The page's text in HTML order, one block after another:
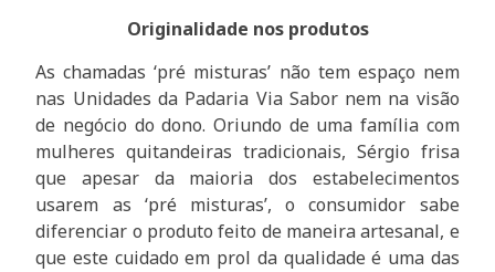
Originalidade nos produtos
As chamadas ‘pré misturas’ não tem espaço nem
nas Unidades da Padaria Via Sabor nem na visão
de negócio do dono. Oriundo de uma família com
mulheres quitandeiras tradicionais, Sérgio frisa
que apesar da maioria dos estabelecimentos
usarem as ‘pré misturas’, o consumidor sabe
diferenciar o produto feito de maneira artesanal, e
que este cuidado em prol da qualidade é uma das